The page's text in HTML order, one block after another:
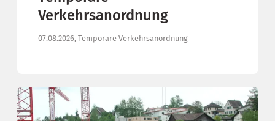
Verkehrsanordnung
07.08.2026, Temporäre Verkehrsanordnung